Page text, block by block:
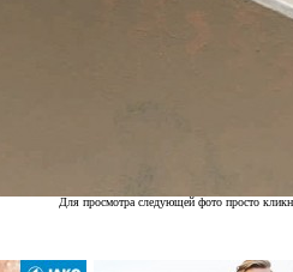
Для просмотра следующей фото просто